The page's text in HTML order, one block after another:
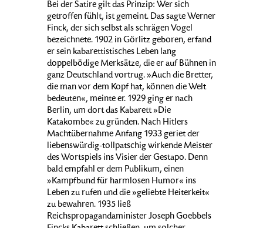
Bei der Satire gilt das Prinzip: Wer sich
getroffen fühlt, ist gemeint. Das sagte Werner
Finck, der sich selbst als schrägen Vogel
bezeichnete. 1902 in Görlitz geboren, erfand
er sein kabarettistisches Leben lang
doppelbödige Merksätze, die er auf Bühnen in
ganz Deutschland vortrug. »Auch die Bretter,
die man vor dem Kopf hat, können die Welt
bedeuten«, meinte er. 1929 ging er nach
Berlin, um dort das Kabarett »Die
Katakombe« zu gründen. Nach Hitlers
Machtübernahme Anfang 1933 geriet der
liebenswürdig-tollpatschig wirkende Meister
des Wortspiels ins Visier der Gestapo. Denn
bald empfahl er dem Publikum, einen
»Kampfbund für harmlosen Humor« ins
Leben zu rufen und die »geliebte Heiterkeit«
zu bewahren. 1935 ließ
Reichspropagandaminister Joseph Goebbels